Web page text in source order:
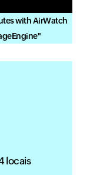
with AirWatch
locais